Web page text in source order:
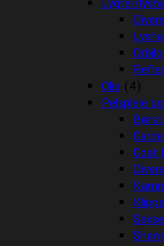
Lygter/
Olie (4)
Pelspleje
Coat
Sakse